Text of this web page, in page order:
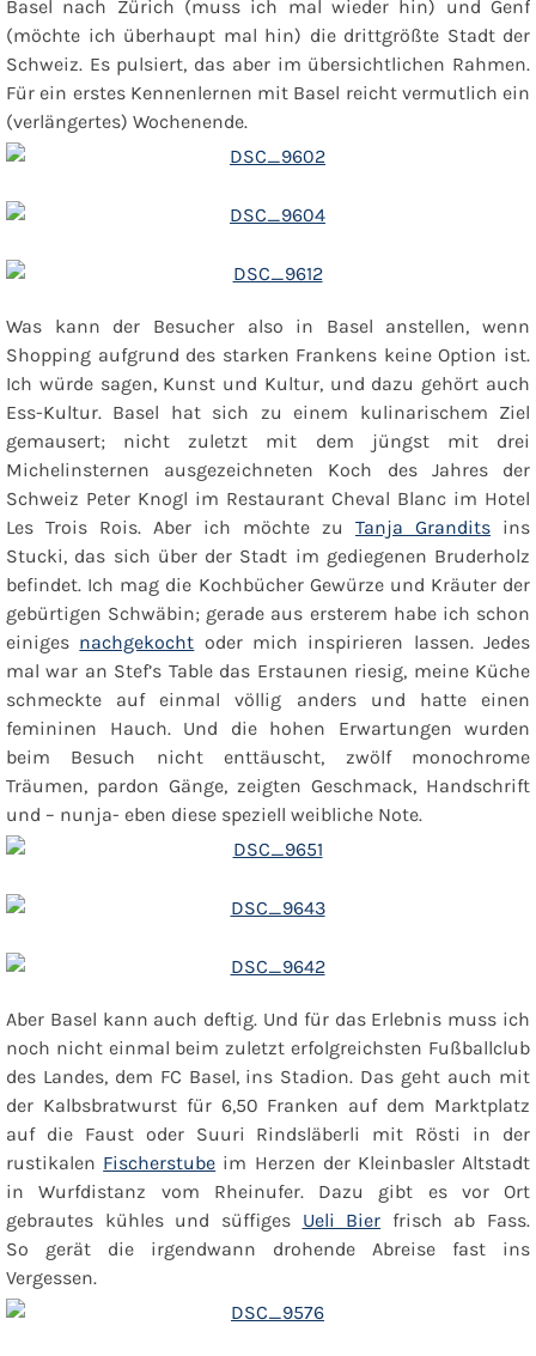
Basel nach Zürich (muss ich mal wieder hin) und Genf
(möchte ich überhaupt mal hin) die drittgrößte Stadt der
Schweiz. Es pulsiert, das aber im übersichtlichen Rahmen.
Für ein erstes Kennenlernen mit Basel reicht vermutlich ein
(verlängertes) Wochenende.
Was kann der Besucher also in Basel anstellen, wenn
Shopping aufgrund des starken Frankens keine Option ist.
Ich würde sagen, Kunst und Kultur, und dazu gehört auch
Ess-Kultur. Basel hat sich zu einem kulinarischem Ziel
gemausert; nicht zuletzt mit dem jüngst mit drei
Michelinsternen ausgezeichneten Koch des Jahres der
Schweiz Peter Knogl im Restaurant Cheval Blanc im Hotel
Les Trois Rois. Aber ich möchte zu Tanja Grandits ins
Stucki, das sich über der Stadt im gediegenen Bruderholz
befindet. Ich mag die Kochbücher Gewürze und Kräuter der
gebürtigen Schwäbin; gerade aus ersterem habe ich schon
einiges nachgekocht oder mich inspirieren lassen. Jedes
mal war an Stef’s Table das Erstaunen riesig, meine Küche
schmeckte auf einmal völlig anders und hatte einen
femininen Hauch. Und die hohen Erwartungen wurden
beim Besuch nicht enttäuscht, zwölf monochrome
Träumen, pardon Gänge, zeigten Geschmack, Handschrift
und – nunja- eben diese speziell weibliche Note.
Aber Basel kann auch deftig. Und für das Erlebnis muss ich
noch nicht einmal beim zuletzt erfolgreichsten Fußballclub
des Landes, dem FC Basel, ins Stadion. Das geht auch mit
der Kalbsbratwurst für 6,50 Franken auf dem Marktplatz
auf die Faust oder Suuri Rindsläberli mit Rösti
in der
rustikalen Fischerstube im Herzen der Kleinbasler Altstadt
in Wurfdistanz vom Rheinufer. Dazu gibt es vor Ort
gebrautes kühles und süffiges Ueli Bier frisch ab Fass.
So gerät die irgendwann drohende Abreise fast ins
Vergessen.